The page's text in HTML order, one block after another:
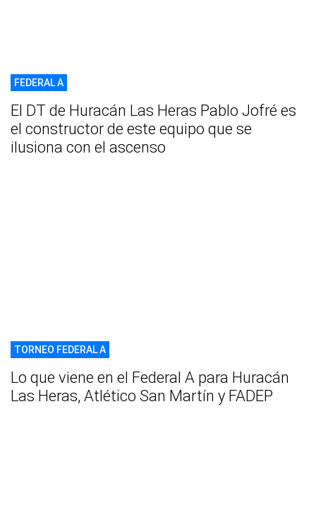
FEDERAL A
El DT de Huracán Las Heras Pablo Jofré es
el constructor de este equipo que se
ilusiona con el ascenso
TORNEO FEDERAL A
Lo que viene en el Federal A para Huracán
Las Heras, Atlético San Martín y FADEP